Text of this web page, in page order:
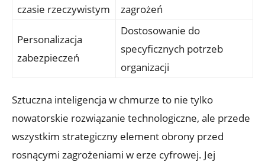
czasie ‌rzeczywistym zagrożeń
Personalizacja
zabezpieczeń
Dostosowanie do
‌specyficznych potrzeb
organizacji
Sztuczna inteligencja w chmurze ⁢to nie tylko⁣
nowatorskie ⁤rozwiązanie technologiczne, ale przede
wszystkim strategiczny element obrony przed
rosnącymi zagrożeniami ⁣w ⁤erze cyfrowej. Jej